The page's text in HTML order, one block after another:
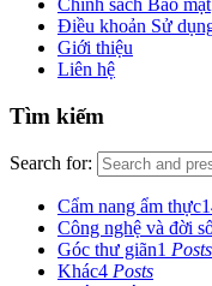
Chính sách Bảo mật
Điều khoản Sử
Giới thiệu
Liên hệ
Tìm kiếm
Search for:
Cẩm nang ẩm thực
Công nghệ và đời
Góc thư giãn1 Posts
Khác4 Posts